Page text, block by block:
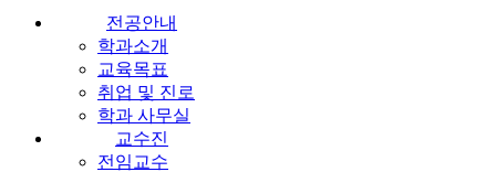
전공안내
학과소개
교육목표
취업 및 진로
학과 사무실
교수진
전임교수